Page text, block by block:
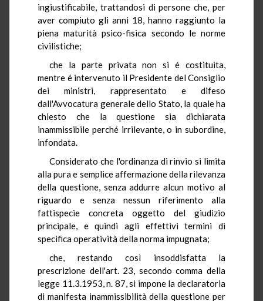
ingiustificabile, trattandosi di persone che, per
aver compiuto gli anni 18, hanno raggiunto la
piena maturità psico-fisica secondo le norme
civilistiche;
che la parte privata non si é costituita,
mentre é intervenuto il Presidente del Consiglio
dei ministri, rappresentato e difeso
dall'Avvocatura generale dello Stato, la quale ha
chiesto che la questione sia dichiarata
inammissibile perché irrilevante, o in subordine,
infondata.
Considerato che l'ordinanza di rinvio si limita
alla pura e semplice affermazione della rilevanza
della questione, senza addurre alcun motivo al
riguardo e senza nessun riferimento alla
fattispecie concreta oggetto del giudizio
principale, e quindi agli effettivi termini di
specifica operatività della norma impugnata;
che, restando così insoddisfatta la
prescrizione dell'art. 23, secondo comma della
legge 11.3.1953, n. 87, si impone la declaratoria
di manifesta inammissibilità della questione per